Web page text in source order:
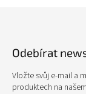
Odebírat
Vložte svůj e-mail a
produktech na